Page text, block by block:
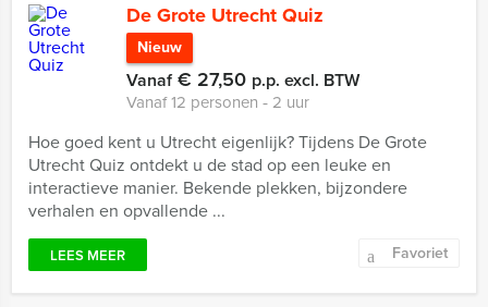
De Grote Utrecht Quiz
Nieuw
Vanaf€ 27,50 p.p. excl. BTW
Vanaf 12 personen ‐ 2 uur
Hoe goed kent u Utrecht eigenlijk? Tijdens De Grote
Utrecht Quiz ontdekt u de stad op een leuke en
interactieve manier. Bekende plekken, bijzondere
verhalen en opvallende ...
LEES MEER Favoriet